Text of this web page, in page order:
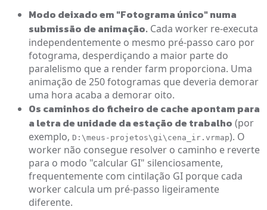
Modo deixado em "Fotograma único" numa
submissão de animação. Cada worker re-executa
independentemente o mesmo pré-passo caro por
fotograma, desperdiçando a maior parte do
paralelismo que a render farm proporciona. Uma
animação de 250 fotogramas que deveria demorar
uma hora acaba a demorar oito.
Os caminhos do ficheiro de cache apontam para
a letra de unidade da estação de trabalho (por
exemplo, D:\meus-projetos\gi\cena_ir.vrmap). O
worker não consegue resolver o caminho e reverte
para o modo "calcular GI" silenciosamente,
frequentemente com cintilação GI porque cada
worker calcula um pré-passo ligeiramente
diferente.